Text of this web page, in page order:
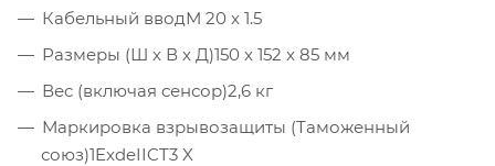
Кабельный вводМ 20 x 1.5
Размеры (Ш x В x Д)150 x 152 x 85 мм
Вес (включая сенсор)2,6 кг
Маркировка взрывозащиты (Таможенный
союз)1ExdeIICT3 X